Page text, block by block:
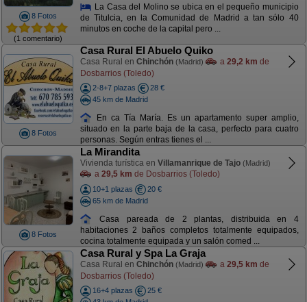
8 Fotos
(1 comentario)
La Casa del Molino se ubica en el pequeño municipio
de Titulcia, en la Comunidad de Madrid a tan sólo 40
minutos en coche de la capital pero ...
8 Fotos
Casa Rural El Abuelo Quiko
Casa Rural en Chinchón (Madrid) a 29,2 km de
Dosbarrios (Toledo)
2-8+7 plazas
28 €
45 km de Madrid
En ca Tía María. Es un apartamento super amplio,
situado en la parte baja de la casa, perfecto para cuatro
personas. Según entras tienes el ...
8 Fotos
La Mirandita
Vivienda turística en Villamanrique de Tajo (Madrid)
a 29,5 km de Dosbarrios (Toledo)
10+1 plazas
20 €
65 km de Madrid
Casa pareada de 2 plantas, distribuida en 4
habitaciones 2 baños completos totalmente equipados,
cocina totalmente equipada y un salón comed ...
Casa Rural y Spa La Graja
Casa Rural en Chinchón (Madrid) a 29,5 km de
Dosbarrios (Toledo)
16+4 plazas
25 €